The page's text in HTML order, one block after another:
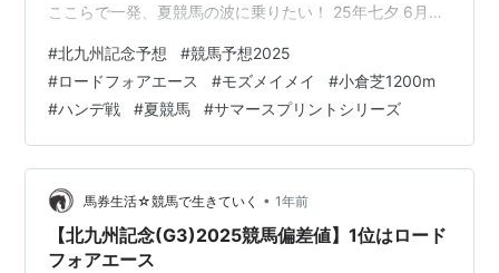
ここらで一発、夏競馬の波に乗りたい！ 25年七夕 6月は
き、凹んでいますが、今日は気持ちを切り替えて、JRA
公式出馬表を使って予想に臨みます！ 🐎 出馬表からの注
目馬（11:01時点） 馬番15：ロードフォアエース（1番人
気）今回はハンデも手頃、実力馬の軸として信頼。 馬番
17：キタノエクスプレス（4番人気）スタート速くて小倉
適性あり。…
#北九州記念予想 #競馬予想2025
#ロードフォアエース #モズメイメイ #小倉芝1200m
#ハンデ戦 #夏競馬 #サマースプリントシリーズ
馬券生活☆競馬で生きていく • 1年前
【北九州記念(G3)2025競馬偏差値】1位はロード
フォアエース